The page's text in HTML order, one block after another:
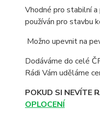
Vhodné pro stabilní
používán pro stavbu
Možno upevnit na
Dodáváme do celé
Rádi Vám uděláme
POKUD SI NEVÍTE
OPLOCENÍ